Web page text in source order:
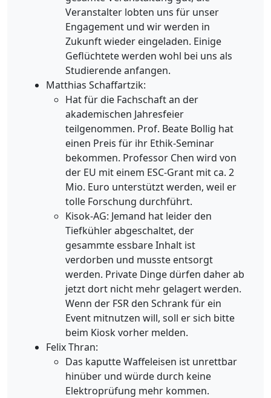
Veranstalter lobten uns für unser
Engagement und wir werden in
Zukunft wieder eingeladen. Einige
Geflüchtete werden wohl bei uns als
Studierende anfangen.
Matthias Schaffartzik:
Hat für die Fachschaft an der
akademischen Jahresfeier
teilgenommen. Prof. Beate Bollig hat
einen Preis für ihr Ethik-Seminar
bekommen. Professor Chen wird von
der EU mit einem ESC-Grant mit ca. 2
Mio. Euro unterstützt werden, weil er
tolle Forschung durchführt.
Kisok-AG: Jemand hat leider den
Tiefkühler abgeschaltet, der
gesammte essbare Inhalt ist
verdorben und musste entsorgt
werden. Private Dinge dürfen daher ab
jetzt dort nicht mehr gelagert werden.
Wenn der FSR den Schrank für ein
Event mitnutzen will, soll er sich bitte
beim Kiosk vorher melden.
Felix Thran:
Das kaputte Waffeleisen ist unrettbar
hinüber und würde durch keine
Elektroprüfung mehr kommen.